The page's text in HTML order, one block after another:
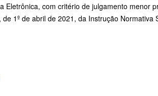
Eletrônica, com critério de julgamento menor
1º de abril de 2021, da Instrução Normativa